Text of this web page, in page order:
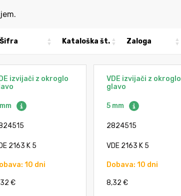
Šifra Kataloška št. Zaloga
izvijači z okroglo
2163 K 5
10 dni
€
VDE izvijači z okroglo
glavo
5 mm
2824515
VDE 2163 K 5
Dobava: 10 dni
8,32 €